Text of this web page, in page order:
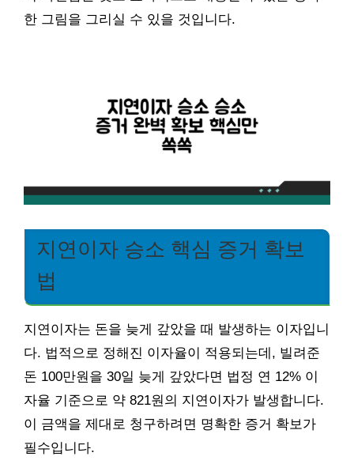
한 그림을 그리실 수 있을 것입니다.
지연이자 승소 핵심 증거 확보
법
지연이자는 돈을 늦게 갚았을 때 발생하는 이자입니
다. 법적으로 정해진 이자율이 적용되는데, 빌려준
돈 100만원을 30일 늦게 갚았다면 법정 연 12% 이
자율 기준으로 약 821원의 지연이자가 발생합니다.
이 금액을 제대로 청구하려면 명확한 증거 확보가
필수입니다.